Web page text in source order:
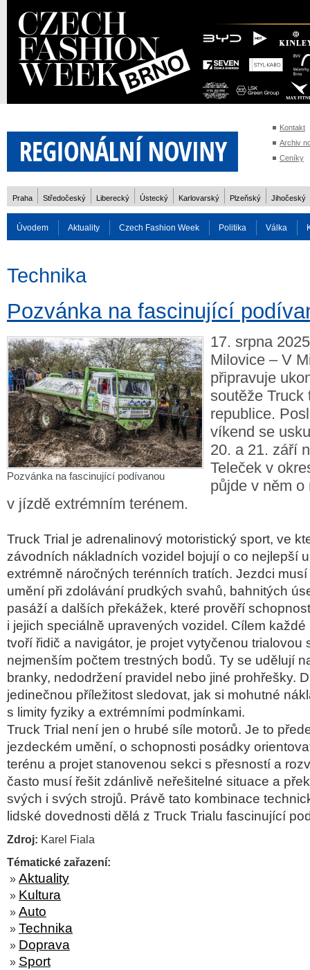
Kontakt
Archiv
Ceníky
Praha Středočeský Liberecký Ústecký Karlovarský Plzeňský Jihočeský
Úvodem Aktuality Czech Fashion Week Politika Válka
Technika
Pozvánka na fascinující
Pozvánka na fascinující podívanou
17. srpna
Milovice – V
připravuje
soutěže Truck
republice.
víkend se
20. a 21. září
Teleček v
půjde v něm
v jízdě extrémním terénem.
Truck Trial je adrenalinový motoristický sport, ve
závodních nákladních vozidel bojují o co nejlepší
extrémně náročných terénních tratích. Jezdci
umění při zdolávání prudkých svahů, bahnitých
pasáží a dalších překážek, které prověří
i jejich speciálně upravených vozidel. Cílem
tvoří řidič a navigátor, je projet vytyčenou trialovou
nejmenším počtem trestných bodů. Ty se udělují
branky, nedodržení pravidel nebo jiné prohřešky.
jedinečnou příležitost sledovat, jak si mohutné
s limity fyziky a extrémními podmínkami.
Truck Trial není jen o hrubé síle motorů. Je to
jezdeckém umění, o schopnosti posádky
terénu a projet stanovenou sekci s přesností a
často musí řešit zdánlivě neřešitelné situace a
svých i svých strojů. Právě tato kombinace
lidské dovednosti dělá z Truck Trialu fascinující
Zdroj: Karel Fiala
Tématické zařazení:
» Aktuality
» Kultura
» Auto
» Technika
» Doprava
» Sport